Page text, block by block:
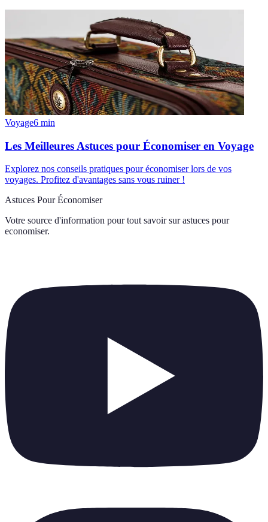
Voyage6 min
Les Meilleures Astuces pour Économiser en Voyage
Explorez nos conseils pratiques pour économiser lors de vos
voyages. Profitez d'avantages sans vous ruiner !
Astuces Pour Économiser
Votre source d'information pour tout savoir sur astuces pour
economiser.